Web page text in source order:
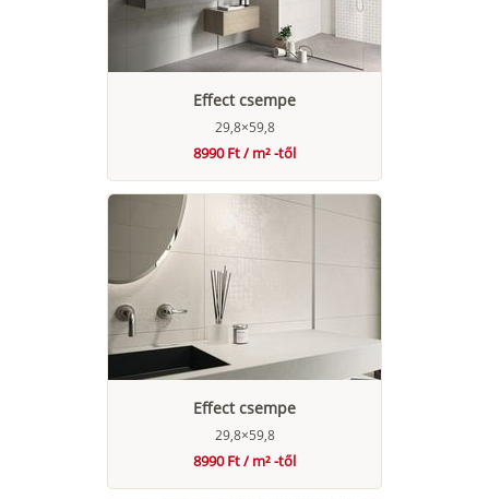
Effect csempe
29,8×59,8
8990 Ft / m² -től
Effect csempe
29,8×59,8
8990 Ft / m² -től